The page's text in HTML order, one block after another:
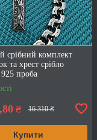
срібний комплект
та хрест срібло
проба
₴ 16 310 ₴
Купити